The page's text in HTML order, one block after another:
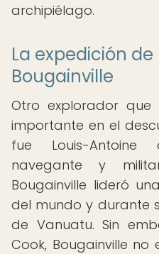
archipiélago.
La expedición
Bougainville
Otro explorador
importante en el
fue Louis-Antoine
navegante y
Bougainville lideró
del mundo y durante
de Vanuatu. Sin
Cook, Bougainville